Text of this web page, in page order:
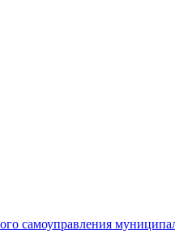
самоуправления